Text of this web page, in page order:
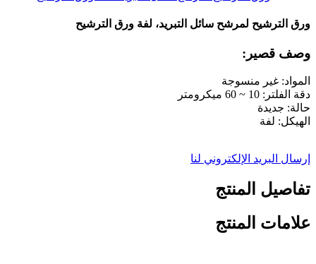
ورق الترشيح لمرشح سائل التبريد، لفة ورق الترشيح
وصف قصير:
المواد: غير منسوجة
دقة الفلتر: 10 ~ 60 ميكرومتر
حالة: جديدة
الهيكل: لفة
إرسال البريد الإلكتروني لنا
تفاصيل المنتج
علامات المنتج